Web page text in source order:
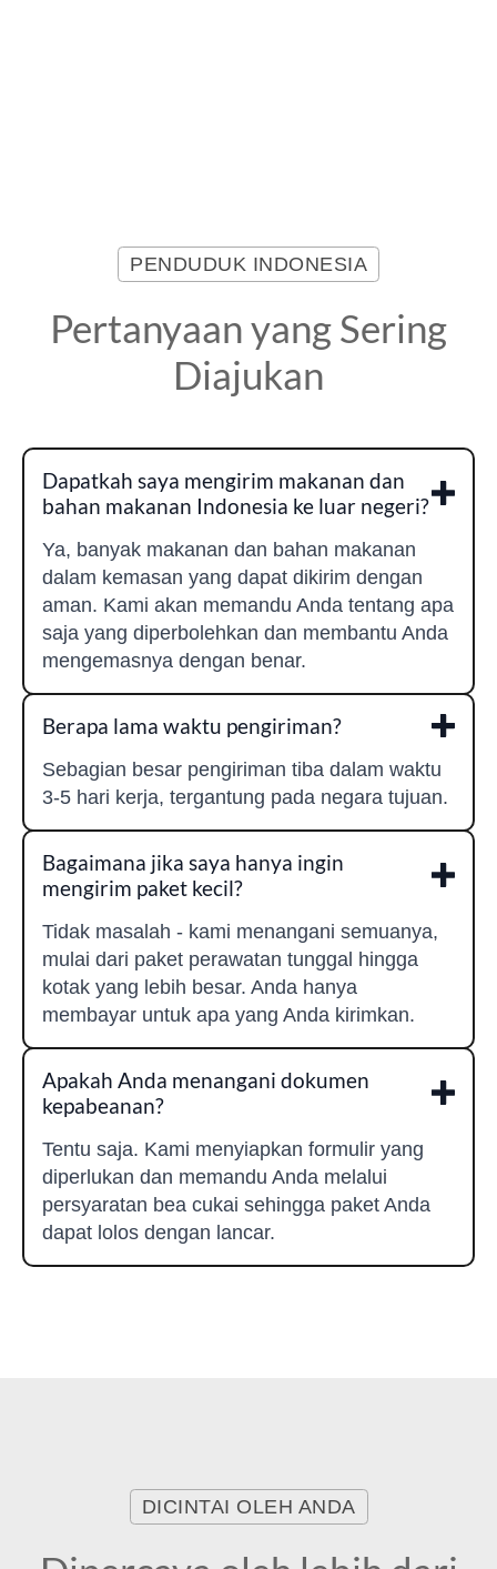
PENDUDUK INDONESIA
Pertanyaan yang Sering
Diajukan
Dapatkah saya mengirim makanan dan
bahan makanan Indonesia ke luar negeri?
Ya, banyak makanan dan bahan makanan
dalam kemasan yang dapat dikirim dengan
aman. Kami akan memandu Anda tentang apa
saja yang diperbolehkan dan membantu Anda
mengemasnya dengan benar.
Berapa lama waktu pengiriman?
Sebagian besar pengiriman tiba dalam waktu
3-5 hari kerja, tergantung pada negara tujuan.
Bagaimana jika saya hanya ingin
mengirim paket kecil?
Tidak masalah - kami menangani semuanya,
mulai dari paket perawatan tunggal hingga
kotak yang lebih besar. Anda hanya
membayar untuk apa yang Anda kirimkan.
Apakah Anda menangani dokumen
kepabeanan?
Tentu saja. Kami menyiapkan formulir yang
diperlukan dan memandu Anda melalui
persyaratan bea cukai sehingga paket Anda
dapat lolos dengan lancar.
DICINTAI OLEH ANDA